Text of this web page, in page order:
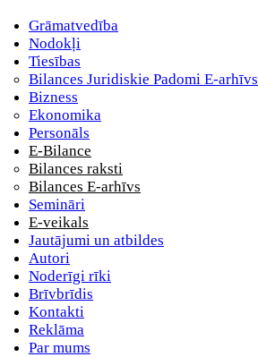
Grāmatvedība
Nodokļi
Tiesības
Bilances Juridiskie Padomi E-arhīvs
Bizness
Ekonomika
Personāls
E-Bilance
Bilances raksti
Bilances E-arhīvs
Semināri
E-veikals
Jautājumi un atbildes
Autori
Noderīgi rīki
Brīvbrīdis
Kontakti
Reklāma
Par mums